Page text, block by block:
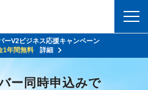
24周年キャンペーン
GET＆その他特典あり！
V2ビジネス応援キャンペーン
1年間無料
詳細
ー同時申込みで